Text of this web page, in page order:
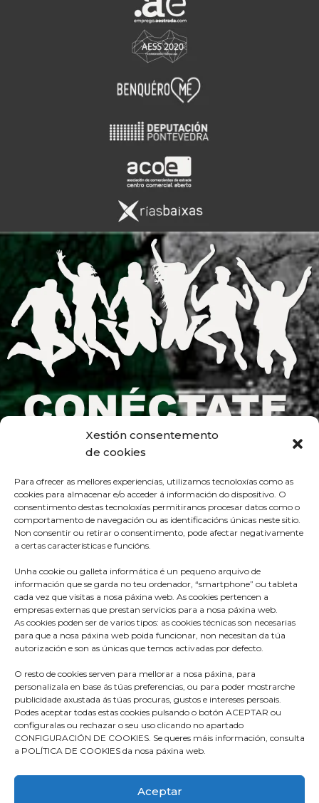
Xestión consentemento
de cookies
Para ofrecer as mellores experiencias, utilizamos tecnoloxías como as
cookies para almacenar e/o acceder á información do dispositivo. O
consentimento destas tecnoloxías permitiranos procesar datos como o
comportamento de navegación ou as identificacións únicas neste sitio.
Non consentir ou retirar o consentimento, pode afectar negativamente
a certas características e funcións.
Unha cookie ou galleta informática é un pequeno arquivo de
información que se garda no teu ordenador, “smartphone” ou tableta
cada vez que visitas a nosa páxina web. As cookies pertencen a
empresas externas que prestan servicios para a nosa páxina web.
As cookies poden ser de varios tipos: as cookies técnicas son necesarias
para que a nosa páxina web poida funcionar, non necesitan da túa
autorización e son as únicas que temos activadas por defecto.
O resto de cookies serven para mellorar a nosa páxina, para
personalizala en base ás túas preferencias, ou para poder mostrarche
publicidade axustada ás túas procuras, gustos e intereses persoais.
Podes aceptar todas estas cookies pulsando o botón ACEPTAR ou
configuralas ou rechazar o seu uso clicando no apartado
CONFIGURACIÓN DE COOKIES. Se queres máis información, consulta
a POLÍTICA DE COOKIES da nosa páxina web.
Aceptar
Praza do Concello s/n
Telf: 986570165
info@aestrada.gal
square